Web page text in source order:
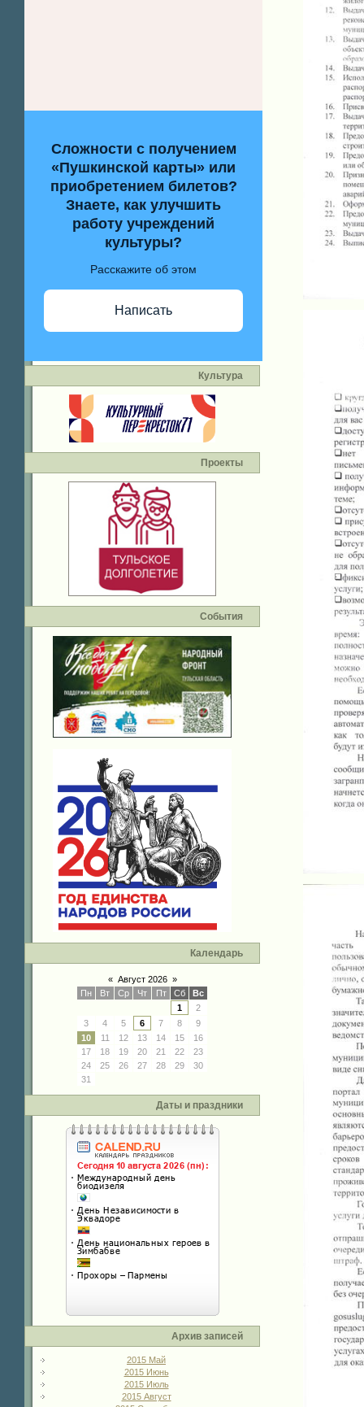
Сложности с получением
«Пушкинской карты» или
приобретением билетов?
Знаете, как улучшить
работу учреждений
культуры?
Расскажите об этом
Написать
Культура
Проекты
События
Календарь
« Август 2026 »
Пн
Вт Ср Чт Пт Сб
Вс
1
2
3
4 5 6 7 8
9
10
11 12 13 14 15
16
17
18 19 20 21 22
23
24
25 26 27 28 29
30
31
Даты и праздники
Архив записей
2015 Май
2015 Июнь
2015 Июль
2015 Август